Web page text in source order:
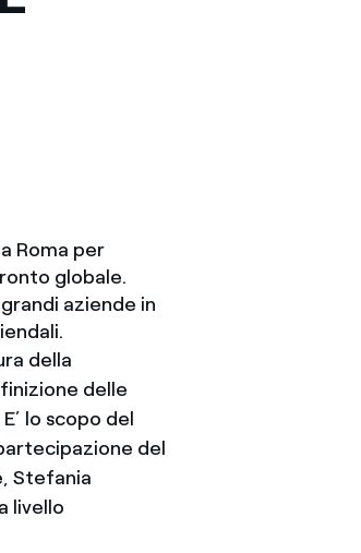
Roma per
globale.
aziende in
della
delle
lo scopo del
del
Stefania
livello